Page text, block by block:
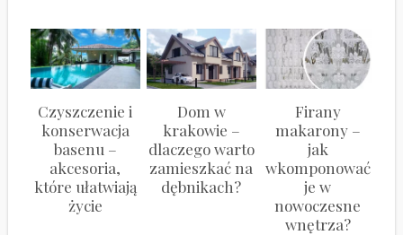
Czyszczenie i
konserwacja
basenu –
akcesoria,
które ułatwiają
życie
Dom w
krakowie –
dlaczego warto
zamieszkać na
dębnikach?
Firany
makarony –
jak
wkomponować
je w
nowoczesne
wnętrza?